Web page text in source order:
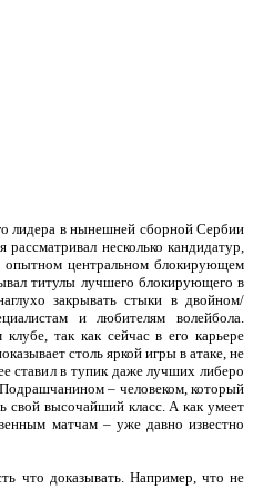
лидера в нынешней сборной Сербии
несколько кандидатур,
опытном центральном блокирующем
титулы лучшего блокирующего в
закрывать стыки в двойном/
и любителям волейбола.
так как сейчас в его карьере
столь яркой игры в атаке, не
ставил в тупик даже лучших либеро
– человеком, который
свой высочайший класс. А как умеет
матчам – уже давно известно
что доказывать. Например, что не